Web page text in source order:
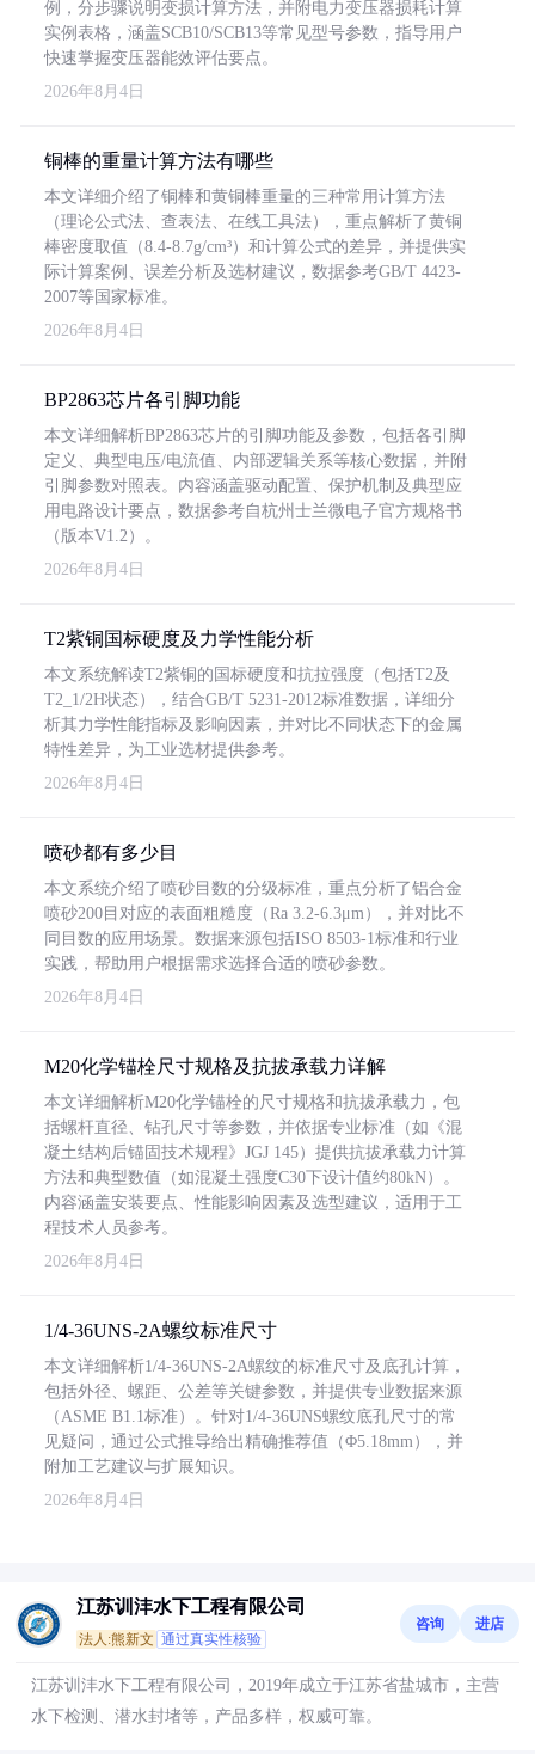
例，分步骤说明变损计算方法，并附电力变压器损耗计算
实例表格，涵盖SCB10/SCB13等常见型号参数，指导用户
快速掌握变压器能效评估要点。
2026年8月4日
铜棒的重量计算方法有哪些
本文详细介绍了铜棒和黄铜棒重量的三种常用计算方法
（理论公式法、查表法、在线工具法），重点解析了黄铜
棒密度取值（8.4-8.7g/cm³）和计算公式的差异，并提供实
际计算案例、误差分析及选材建议，数据参考GB/T 4423-
2007等国家标准。
2026年8月4日
BP2863芯片各引脚功能
本文详细解析BP2863芯片的引脚功能及参数，包括各引脚
定义、典型电压/电流值、内部逻辑关系等核心数据，并附
引脚参数对照表。内容涵盖驱动配置、保护机制及典型应
用电路设计要点，数据参考自杭州士兰微电子官方规格书
（版本V1.2）。
2026年8月4日
T2紫铜国标硬度及力学性能分析
本文系统解读T2紫铜的国标硬度和抗拉强度（包括T2及
T2_1/2H状态），结合GB/T 5231-2012标准数据，详细分
析其力学性能指标及影响因素，并对比不同状态下的金属
特性差异，为工业选材提供参考。
2026年8月4日
喷砂都有多少目
本文系统介绍了喷砂目数的分级标准，重点分析了铝合金
喷砂200目对应的表面粗糙度（Ra 3.2-6.3μm），并对比不
同目数的应用场景。数据来源包括ISO 8503-1标准和行业
实践，帮助用户根据需求选择合适的喷砂参数。
2026年8月4日
M20化学锚栓尺寸规格及抗拔承载力详解
本文详细解析M20化学锚栓的尺寸规格和抗拔承载力，包
括螺杆直径、钻孔尺寸等参数，并依据专业标准（如《混
凝土结构后锚固技术规程》JGJ 145）提供抗拔承载力计算
方法和典型数值（如混凝土强度C30下设计值约80kN）。
内容涵盖安装要点、性能影响因素及选型建议，适用于工
程技术人员参考。
2026年8月4日
1/4-36UNS-2A螺纹标准尺寸
本文详细解析1/4-36UNS-2A螺纹的标准尺寸及底孔计算，
包括外径、螺距、公差等关键参数，并提供专业数据来源
（ASME B1.1标准）。针对1/4-36UNS螺纹底孔尺寸的常
见疑问，通过公式推导给出精确推荐值（Φ5.18mm），并
附加工艺建议与扩展知识。
2026年8月4日
江苏训沣水下工程有限公司
法人:熊新文 通过真实性核验
咨询 进店
江苏训沣水下工程有限公司，2019年成立于江苏省盐城市，主营
水下检测、潜水封堵等，产品多样，权威可靠。